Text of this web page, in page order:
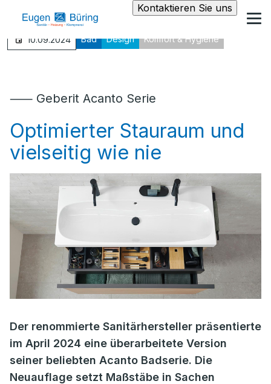
Kontaktieren Sie uns
10.09.2024 Bad Design Komfort & Hygiene
⸺ Geberit Acanto Serie
Optimierter Stauraum und
vielseitig wie nie
Der renommierte Sanitärhersteller präsentierte
im April 2024 eine überarbeitete Version
seiner beliebten Acanto Badserie. Die
Neuauflage setzt Maßstäbe in Sachen